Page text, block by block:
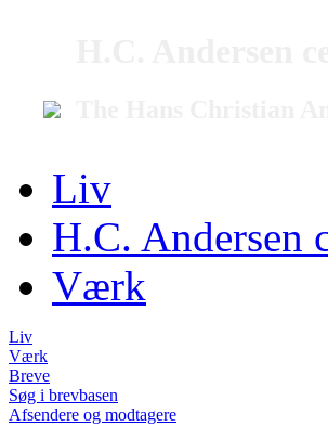
Liv
H.C. Andersen
Værk
Liv
Værk
Breve
Søg i brevbasen
Afsendere og modtagere